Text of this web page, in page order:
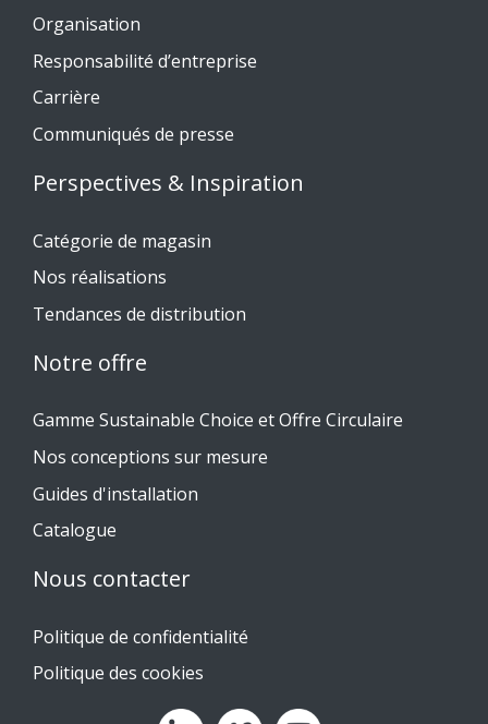
Organisation
Responsabilité d’entreprise
Carrière
Communiqués de presse
Perspectives & Inspiration
Catégorie de magasin
Nos réalisations
Tendances de distribution
Notre offre
Gamme Sustainable Choice et Offre Circulaire
Nos conceptions sur mesure
Guides d'installation
Catalogue
Nous contacter
Politique de confidentialité
Politique des cookies